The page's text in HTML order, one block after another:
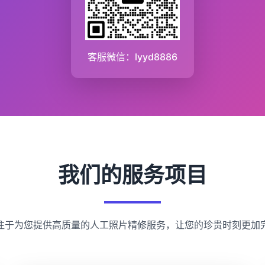
客服微信：lyyd8886
我们的服务项目
于为您提供高质量的人工照片精修服务，让您的珍贵时刻更加